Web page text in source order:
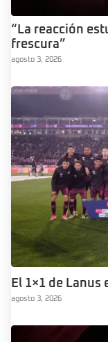
“La reacción
frescura”
agosto 3, 2026
El 1×1 de
agosto 3, 2026